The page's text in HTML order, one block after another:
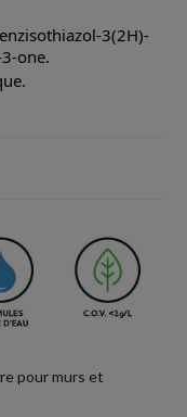
3(2H)-
one.
pour murs et